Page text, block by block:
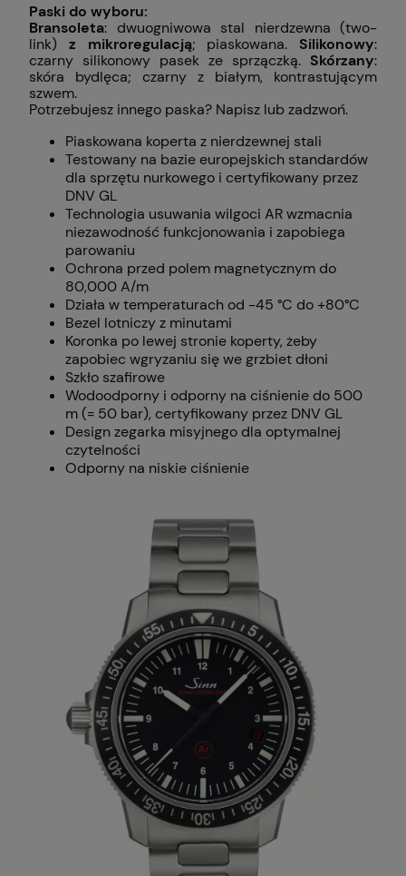
Paski do wyboru:
Bransoleta: dwuogniwowa stal nierdzewna (two-
link) z mikroregulacją; piaskowana. Silikonowy:
czarny silikonowy pasek ze sprzączką. Skórzany:
skóra bydlęca; czarny z białym, kontrastującym
szwem.
Potrzebujesz innego paska? Napisz lub zadzwoń.
Piaskowana koperta z nierdzewnej stali
Testowany na bazie europejskich standardów
dla sprzętu nurkowego i certyfikowany przez
DNV GL
Technologia usuwania wilgoci AR wzmacnia
niezawodność funkcjonowania i zapobiega
parowaniu
Ochrona przed polem magnetycznym do
80,000 A/m
Działa w temperaturach od -45 °C do +80°C
Bezel lotniczy z minutami
Koronka po lewej stronie koperty, żeby
zapobiec wgryzaniu się we grzbiet dłoni
Szkło szafirowe
Wodoodporny i odporny na ciśnienie do 500
m (= 50 bar), certyfikowany przez DNV GL
Design zegarka misyjnego dla optymalnej
czytelności
Odporny na niskie ciśnienie